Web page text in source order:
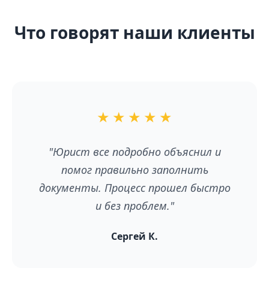
Что говорят наши клиенты
★ ★ ★ ★ ★
"Юрист все подробно объяснил и
помог правильно заполнить
документы. Процесс прошел быстро
и без проблем."
Сергей К.